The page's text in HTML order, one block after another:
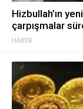
HABER
Hizbullah’ın
çarpışmalar